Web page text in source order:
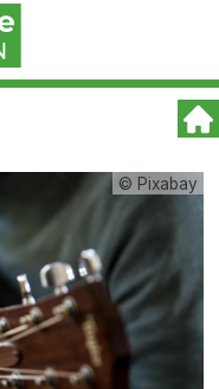
© Pixabay